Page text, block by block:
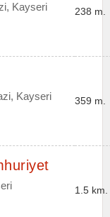
Kayseri 238 m.
Kayseri 359 m.
1.5 km.